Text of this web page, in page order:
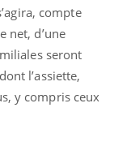
compte
net, d’une
seront
l’assiette,
y compris ceux